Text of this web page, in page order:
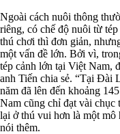
Ngoài cách nuôi thông
riêng, có chế độ nuôi từ
thú chơi thì đơn giản,
một vấn đề lớn. Bởi vì,
tép cảnh lớn tại Việt Nam,
anh Tiến chia sẻ. “Tại Đài
năm đã lên đến khoảng
Nam cũng chỉ đạt vài
lại ở thú vui hơn là một mô
nói thêm.